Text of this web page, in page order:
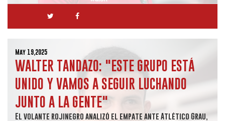
May 19,2025
WALTER TANDAZO: "ESTE GRUPO ESTÁ
UNIDO Y VAMOS A SEGUIR LUCHANDO
JUNTO A LA GENTE"
El volante rojinegro analizó el empate ante Atlético Grau,